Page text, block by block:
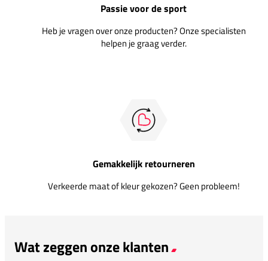
Passie voor de sport
Heb je vragen over onze producten? Onze specialisten
helpen je graag verder.
Gemakkelijk retourneren
Verkeerde maat of kleur gekozen? Geen probleem!
Wat zeggen onze klanten